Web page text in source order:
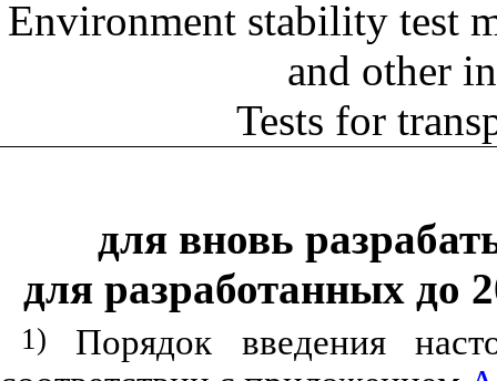
Environment stability test
and other
Tests for
для вновь
для разработанных до
1)
Порядок введения